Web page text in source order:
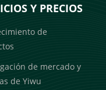
Y PRECIOS
de
de mercado y
de Yiwu